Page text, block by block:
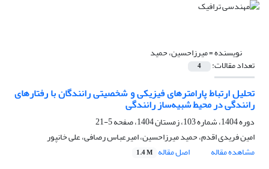
نویسنده =میرزاحسین، حمید
تعداد مقالات: 4
تحلیل ارتباط پارامترهای فیزیکی و شخصیتی رانندگان با رفتارهای
رانندگی در محیط شبیه‌ساز رانندگی
دوره 1404، شماره 103، زمستان 1404، صفحه
5-21
امین فریدی اقدم، حمید میرزاحسین، امیرعباس رصافی، علی خانپور
مشاهده مقاله
اصل مقاله 1.4 M